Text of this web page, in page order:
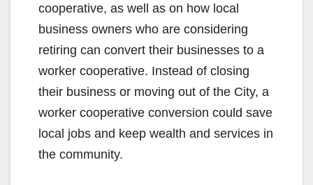
cooperative, as well as on how local
business owners who are considering
retiring can convert their businesses to a
worker cooperative. Instead of closing
their business or moving out of the City, a
worker cooperative conversion could save
local jobs and keep wealth and services in
the community.